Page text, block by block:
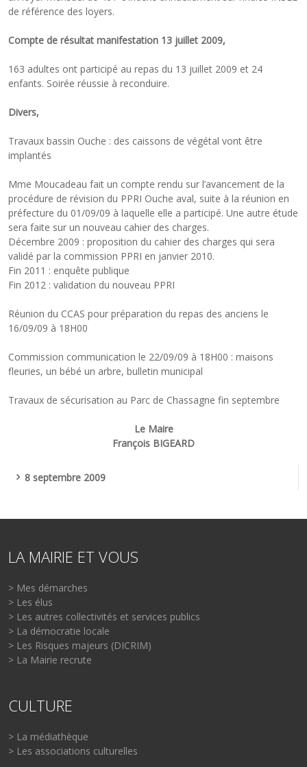
de référence des loyers.
Compte de résultat manifestation 13 juillet 2009,
163 adultes ont participé au repas du 13 juillet 2009 et 24
enfants. Soirée réussie à reconduire.
Divers,
Travaux bassin Ouche : des caissons de végétal vont être
implantés
Mme Moucadeau fait un compte rendu sur l’avancement de la
procédure de révision du PPRI Ouche aval, suite à la réunion en
préfecture du 01/09/09 à laquelle elle a participé. Une autre étude
sera faite sur un nouveau cahier des charges.
Décembre 2009 : proposition du cahier des charges qui sera
validé par la commission PPRI en janvier 2010.
Fin 2011 : enquête publique
Fin 2012 : validation du nouveau PPRI
Réunion du CCAS pour préparation du repas des anciens le
16/09/09 à 18H00
Commission communication le 22/09/09 à 18H00 : maisons
fleuries, un bébé un arbre, bulletin municipal
Travaux de sécurisation au Parc de Chassagne fin septembre
Le Maire
François BIGEARD
8 septembre 2009
LA MAIRIE ET VOUS
> Mes démarches
> Les élus
> Les autres collectivités et services publics
> La démocratie locale
> Les Risques majeurs (DICRIM)
> La Mairie recrute
CULTURE
> La médiathèque
> Les associations culturelles